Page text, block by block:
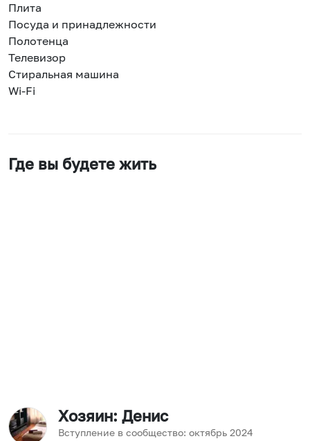
Плита
Посуда и принадлежности
Полотенца
Телевизор
Стиральная машина
Wi-Fi
Где вы будете жить
Хозяин: Денис
Вступление в сообщество: октябрь 2024